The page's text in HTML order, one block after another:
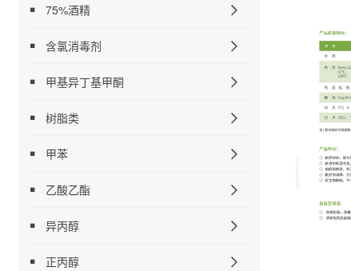
75%酒精
含氯消毒剂
甲基异丁基甲酮
树脂类
甲苯
乙酸乙酯
异丙醇
正丙醇